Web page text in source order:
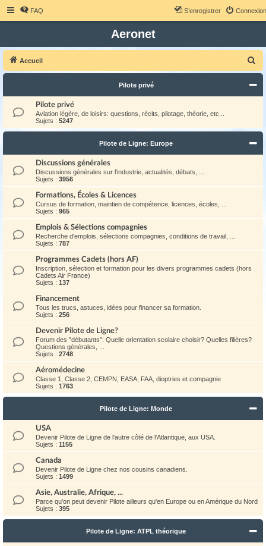
FAQ Connexion
S’enregistrer
Aeronet
Accueil
e
r
c
r
Pilote privé
Pilote privé
Aviation légère, de loisirs: questions, récits, pilotage, théorie, etc...
Sujets : 5247
Pilote de Ligne: Europe
Discussions générales
Discussions générales sur l'industrie, actualités, débats, ...
Sujets : 3956
Formations, Écoles & Licences
Cursus de formation, maintien de compétence, licences, écoles, ...
Sujets : 965
Emplois & Sélections compagnies
Recherche d'emplois, sélections compagnies, conditions de travail, ...
Sujets : 787
Programmes Cadets (hors AF)
Inscription, sélection et formation pour les divers programmes cadets (hors
Cadets Air France)
Sujets : 137
Financement
Tous les trucs, astuces, idées pour financer sa formation.
Sujets : 256
Devenir Pilote de Ligne?
Forum des "débutants": Quelle orientation scolaire choisir? Quelles filières?
Questions générales, ...
Sujets : 2748
Aéromédecine
Classe 1, Classe 2, CEMPN, EASA, FAA, dioptries et compagnie
Sujets : 1763
Pilote de Ligne: Monde
USA
Devenir Pilote de Ligne de l'autre côté de l'Atlantique, aux USA.
Sujets : 1155
Canada
Devenir Pilote de Ligne chez nos cousins canadiens.
Sujets : 1499
Asie, Australie, Afrique, ...
Parce qu'on peut devenir Pilote ailleurs qu'en Europe ou en Amérique du Nord
Sujets : 395
Pilote de Ligne: ATPL théorique